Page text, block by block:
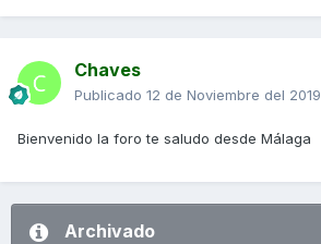
Chaves
Publicado 12 de Noviembre del 2019
Bienvenido la foro te saludo desde Málaga
Archivado